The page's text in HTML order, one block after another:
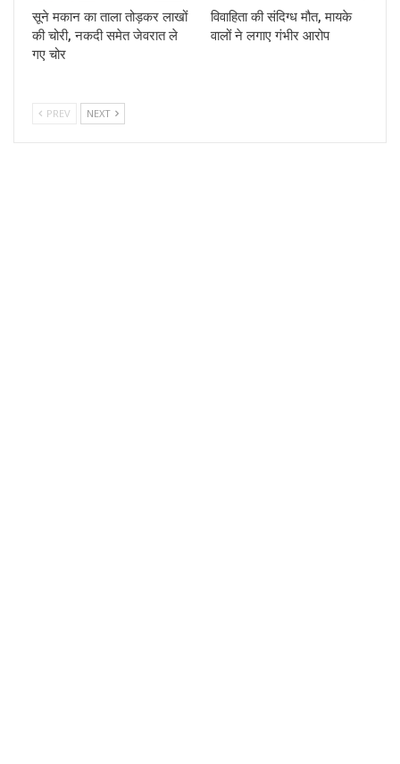
सूने मकान का ताला तोड़कर लाखों
की चोरी, नकदी समेत जेवरात ले
गए चोर
विवाहिता की संदिग्ध मौत, मायके
वालों ने लगाए गंभीर आरोप
PREV NEXT